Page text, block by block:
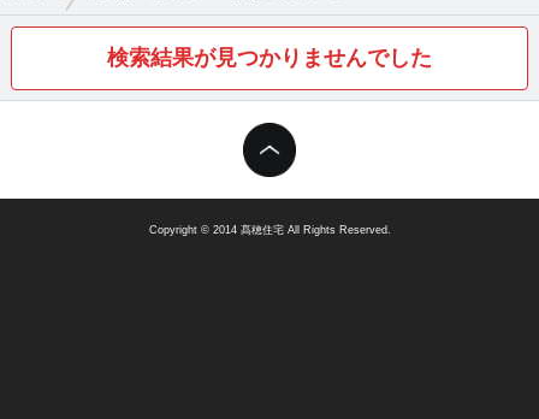
検索結果が見つかりませんでした
Copyright © 2014 髙穂住宅 All Rights Reserved.